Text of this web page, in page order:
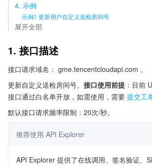
4. 示例
示例1 更新用户自定义送检房间号
展开全部
1. 接口描述
接口请求域名： gme.tencentcloudapi.com 。
更新自定义送检房间号。 接口使用前提 ：目前
接口通过白名单开放，如需使用，需要 提交工
默认接口请求频率限制：20次/秒。
推荐使用 API Explorer
API Explorer 提供了在线调用、签名验证、